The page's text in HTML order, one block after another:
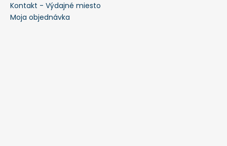
Kontakt - Výdajné miesto
Moja objednávka